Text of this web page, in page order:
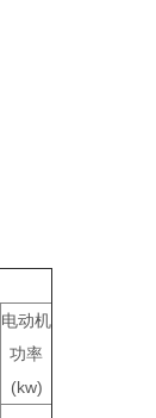
电动机
功率
(kw)